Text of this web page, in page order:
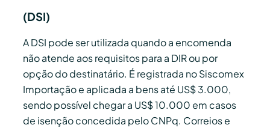
(DSI)
A DSI pode ser utilizada quando a encomenda
não atende aos requisitos para a DIR ou por
opção do destinatário. É registrada no Siscomex
Importação e aplicada a bens até US$ 3.000,
sendo possível chegar a US$ 10.000 em casos
de isenção concedida pelo CNPq. Correios e